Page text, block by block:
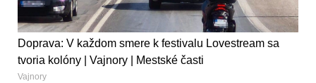
Doprava: V každom smere k festivalu Lovestream sa
tvoria kolóny | Vajnory | Mestské časti
Vajnory